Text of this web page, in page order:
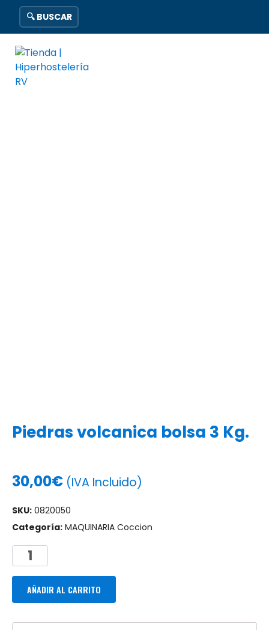
🔍 BUSCAR
Piedras volcanica bolsa 3 Kg.
30,00€ (IVA Incluido)
SKU: 0820050
Categoría: MAQUINARIA Coccion
AÑADIR AL CARRITO